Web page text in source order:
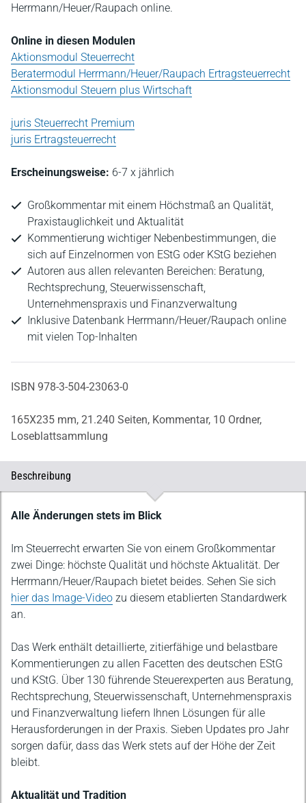
Herrmann/Heuer/Raupach online.
Online in diesen Modulen
Aktionsmodul Steuerrecht
Beratermodul Herrmann/Heuer/Raupach Ertragsteuerrecht
Aktionsmodul Steuern plus Wirtschaft
juris Steuerrecht Premium
juris Ertragsteuerrecht
Erscheinungsweise: 6-7 x jährlich
Großkommentar mit einem Höchstmaß an Qualität,
Praxistauglichkeit und Aktualität
Kommentierung wichtiger Nebenbestimmungen, die
sich auf Einzelnormen von EStG oder KStG beziehen
Autoren aus allen relevanten Bereichen: Beratung,
Rechtsprechung, Steuerwissenschaft,
Unternehmenspraxis und Finanzverwaltung
Inklusive Datenbank Herrmann/Heuer/Raupach online
mit vielen Top-Inhalten
ISBN 978-3-504-23063-0
165X235 mm, 21.240 Seiten, Kommentar, 10 Ordner,
Loseblattsammlung
Beschreibung
Beschreibung
Alle Änderungen stets im Blick
Im Steuerrecht erwarten Sie von einem Großkommentar
zwei Dinge: höchste Qualität und höchste Aktualität. Der
Herrmann/Heuer/Raupach bietet beides. Sehen Sie sich
hier das Image-Video zu diesem etablierten Standardwerk
an.
Das Werk enthält detaillierte, zitierfähige und belastbare
Kommentierungen zu allen Facetten des deutschen EStG
und KStG. Über 130 führende Steuerexperten aus Beratung,
Rechtsprechung, Steuerwissenschaft, Unternehmenspraxis
und Finanzverwaltung liefern Ihnen Lösungen für alle
Herausforderungen in der Praxis. Sieben Updates pro Jahr
sorgen dafür, dass das Werk stets auf der Höhe der Zeit
bleibt.
Aktualität und Tradition